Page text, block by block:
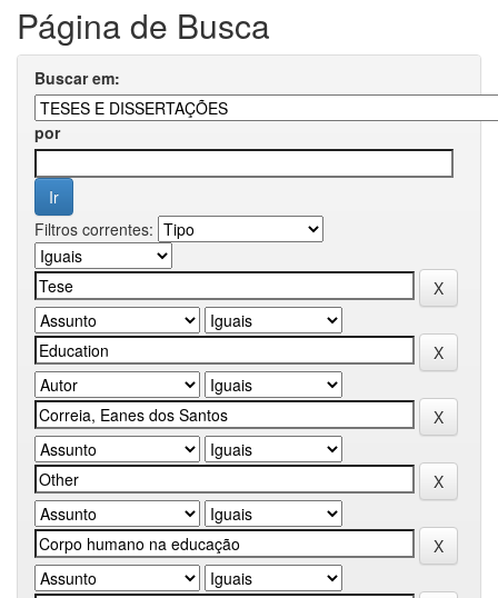
Página de Busca
Buscar em:
por
Filtros correntes: